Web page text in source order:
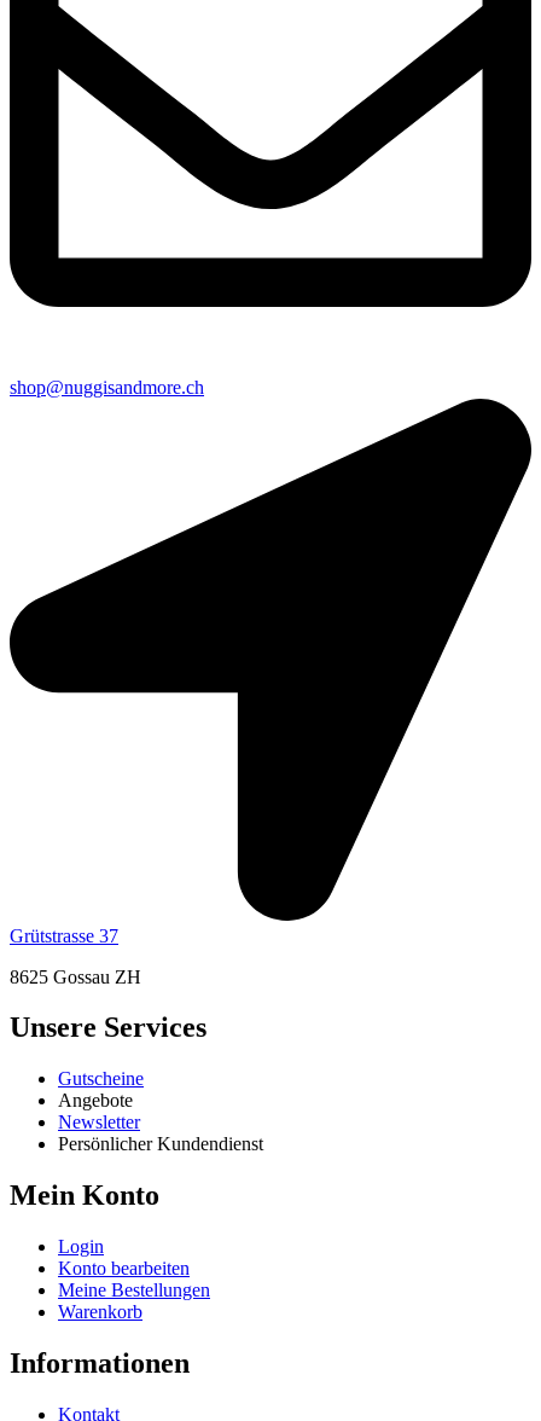
shop@nuggisandmore.ch
Grütstrasse 37
8625 Gossau ZH
Unsere Services
Gutscheine
Angebote
Newsletter
Persönlicher Kundendienst
Mein Konto
Login
Konto bearbeiten
Meine Bestellungen
Warenkorb
Informationen
Kontakt